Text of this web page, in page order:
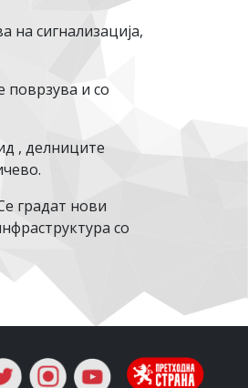
на сигнализација,
поврзува и со
, делниците
градат нови
со